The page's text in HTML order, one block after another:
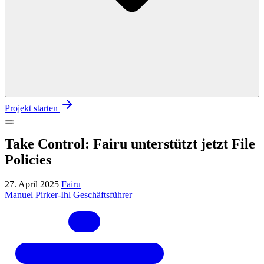
Projekt starten
Take Control: Fairu unterstützt jetzt File
Policies
27. April 2025 Fairu
Manuel Pirker-Ihl Geschäftsführer